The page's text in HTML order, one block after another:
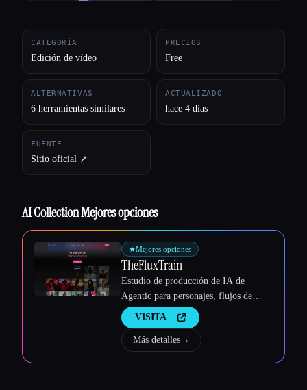
CATEGORÍA
Edición de vídeo
PRECIOS
Free
ALTERNATIVAS
6 herramientas similares
ACTUALIZADO
hace 4 días
FUENTE
Sitio oficial ↗︎
AI Collection Mejores opciones
★Mejores opciones
TheFluxTrain
Estudio de producción de IA de
Agentic para personajes, flujos de
trabajo y vídeos coherentes
VISITA
Más detalles→